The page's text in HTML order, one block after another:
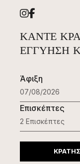
ΚΆΝΤΕ
ΕΓΓΎΗΣΗ
Άφιξη
Επισκέπτες